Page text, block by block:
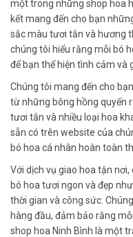
một trong những shop hoa
kết mang đến cho bạn
sắc màu tươi tắn và hương
chúng tôi hiểu rằng mỗi bó
để bạn thể hiện tình cảm và
Chúng tôi mang đến cho
từ những bông hồng quyến
tươi tắn và nhiều loại hoa
sẵn có trên website của
bó hoa cá nhân hoàn toàn
Với dịch vụ giao hoa tận
bó hoa tươi ngon và đẹp
thời gian và công sức.
hàng đầu, đảm bảo rằng
shop hoa Ninh Bình là một